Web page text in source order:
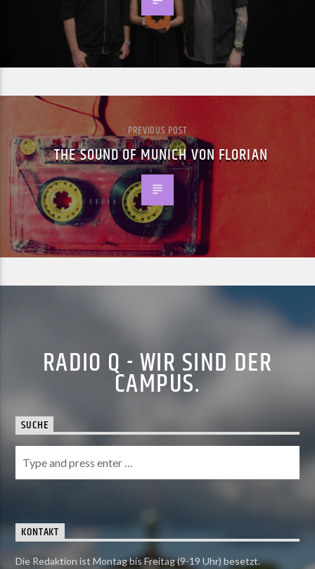
PREVIOUS POST
THE SOUND OF MUNICH VON FLORIAN
RADIO Q - WIR SIND DER
CAMPUS.
SUCHE
KONTAKT
Die Redaktion ist Montag bis Freitag (9-19 Uhr) besetzt.